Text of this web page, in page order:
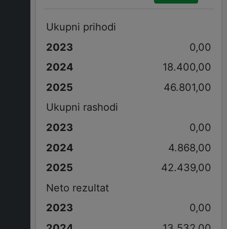
Ukupni prihodi
0,00
18.400,00
46.801,00
Ukupni rashodi
0,00
4.868,00
42.439,00
Neto rezultat
0,00